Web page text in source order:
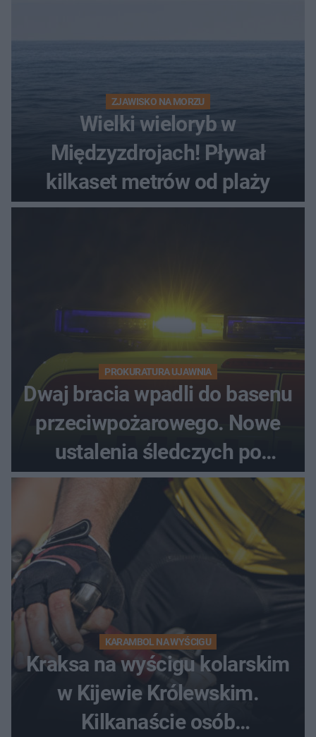
ZJAWISKO NA MORZU
Wielki wieloryb w
Międzyzdrojach! Pływał
kilkaset metrów od plaży
PROKURATURA UJAWNIA
Dwaj bracia wpadli do basenu
przeciwpożarowego. Nowe
ustalenia śledczych po
dramatycznej akcji
KARAMBOL NA WYŚCIGU
Kraksa na wyścigu kolarskim
w Kijewie Królewskim.
Kilkanaście osób